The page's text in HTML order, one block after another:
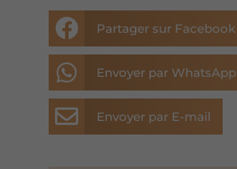
 Partager sur Facebook
 Envoyer par WhatsApp
 Envoyer par E-mail